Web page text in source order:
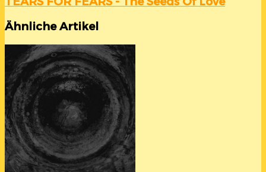
Ähnliche Artikel